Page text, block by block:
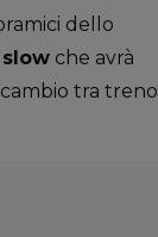
dello
che avrà
tra treno